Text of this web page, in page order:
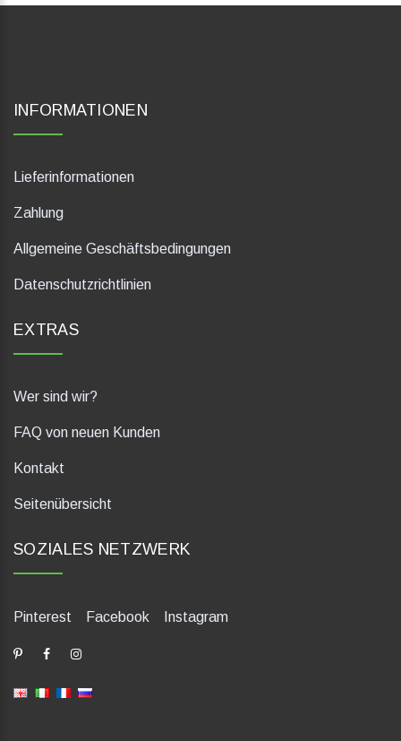
INFORMATIONEN
Lieferinformationen
Zahlung
Allgemeine Geschäftsbedingungen
Datenschutzrichtlinien
EXTRAS
Wer sind wir?
FAQ von neuen Kunden
Kontakt
Seitenübersicht
SOZIALES NETZWERK
Pinterest Facebook Instagram